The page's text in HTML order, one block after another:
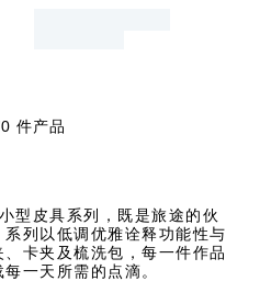
件产品
皮具系列，既是旅途的伙
列以低调优雅诠释功能性与
卡夹及梳洗包，每一件作品
一天所需的点滴。